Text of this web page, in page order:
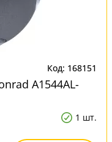
Код: 168151
A1544AL-
1 шт.